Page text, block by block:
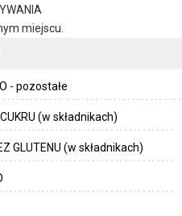
miejscu.
- pozostałe
(w składnikach)
GLUTENU (w składnikach)